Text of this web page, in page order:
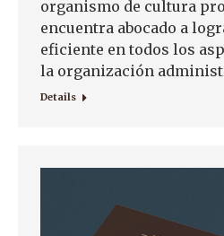
organismo de cultura
encuentra abocado a
eficiente en todos los
la organización
Details